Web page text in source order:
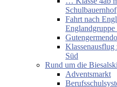
Schulbauernhof
Fahrt nach
Englandgruppe
Klassenausflug
Süd
Rund um die
Adventsmarkt